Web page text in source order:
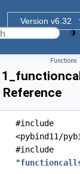
Version v6.32
Functions
Reference
#include
<pybind11/
#include
"